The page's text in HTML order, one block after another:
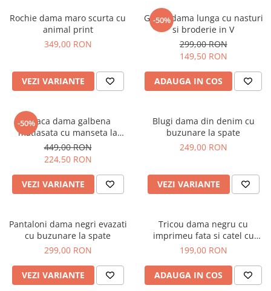
Rochie dama maro scurta cu
animal print
349,00 RON
VEZI VARIANTE
-50%
Geaca dama lunga cu nasturi
si broderie in V
299,00 RON
149,50 RON
ADAUGA IN COS
-50%Geaca dama galbena
matlasata cu manseta la
maneca si elastic in talie
449,00 RON
224,50 RON
VEZI VARIANTE
Blugi dama din denim cu
buzunare la spate
249,00 RON
VEZI VARIANTE
Pantaloni dama negri evazati
cu buzunare la spate
299,00 RON
VEZI VARIANTE
Tricou dama negru cu
imprimeu fata si catel cu
ochelari
199,00 RON
ADAUGA IN COS